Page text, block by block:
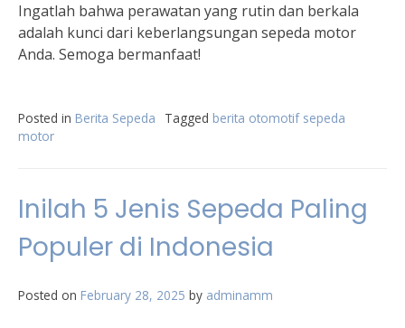
Ingatlah bahwa perawatan yang rutin dan berkala
adalah kunci dari keberlangsungan sepeda motor
Anda. Semoga bermanfaat!
Posted in Berita Sepeda Tagged berita otomotif sepeda
motor
Inilah 5 Jenis Sepeda Paling
Populer di Indonesia
Posted on February 28, 2025 by adminamm